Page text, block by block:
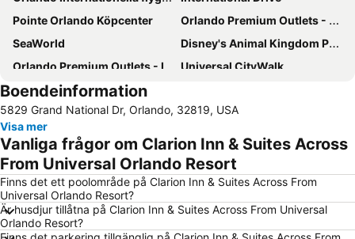
Pointe Orlando Köpcenter
Orlando Premium Outlets - Vineland Ave
SeaWorld
Disney's Animal Kingdom Park
Orlando Premium Outlets - International Drive
Universal CityWalk
Magic Kingdom Park - Walt Disney World Resort
Universal's Studios Islands of Adventure
Downtown Arts District of Orlando
The Wizarding World of Harry Potter
Lake Eola Park
Florida Mall köpcentrum
Mall At Millenia
Central Florida Home & Garden Show Orlando
Epcot International Flower & Garden Festival
NADA Convention & Exposition
Mickey’s Not-So-Scary Halloween Party
Orlando Sanford Internationella flygplats
Orlando International
Boendeinformation
5829 Grand National Dr, Orlando, 32819, USA
Visa mer
Vanliga frågor om Clarion Inn & Suites Across
From Universal Orlando Resort
Finns det ett poolområde på Clarion Inn & Suites Across From
Universal Orlando Resort?
Är husdjur tillåtna på Clarion Inn & Suites Across From Universal
Orlando Resort?